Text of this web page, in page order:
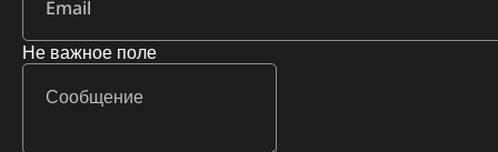
Не важное поле